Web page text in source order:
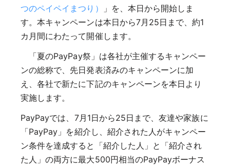
つのペイペイまつり）
」を、本日から開始しま
す。本キャンペーンは本日から7月25日まで、約1
カ月間にわたって開催します。
「夏のPayPay祭」は各社が主催するキャンペー
ンの総称で、先日発表済みのキャンペーンに加
え、各社で新たに下記のキャンペーンを本日より
実施します。
PayPayでは、7月1日から25日まで、友達や家族に
「PayPay」を紹介し、紹介された人がキャンペー
ン条件を達成すると「紹介した人」と「紹介され
た人」の両方に最大500円相当のPayPayボーナス